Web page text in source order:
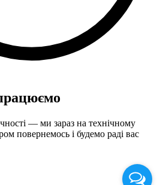
— ми зараз на технічному
повернемось і будемо раді вас